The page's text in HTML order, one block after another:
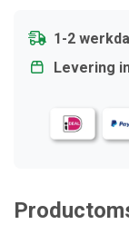
1-2
Levering